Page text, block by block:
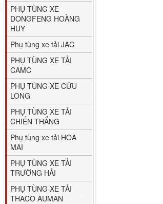
PHỤ TÙNG XE
DONGFENG HOÀNG
HUY
Phụ tùng xe tải JAC
PHỤ TÙNG XE TẢI
CAMC
PHỤ TÙNG XE CỬU
LONG
PHỤ TÙNG XE TẢI
CHIẾN THẮNG
Phụ tùng xe tải HOA
MAI
PHỤ TÙNG XE TẢI
TRƯỜNG HẢI
PHỤ TÙNG XE TẢI
THACO AUMAN